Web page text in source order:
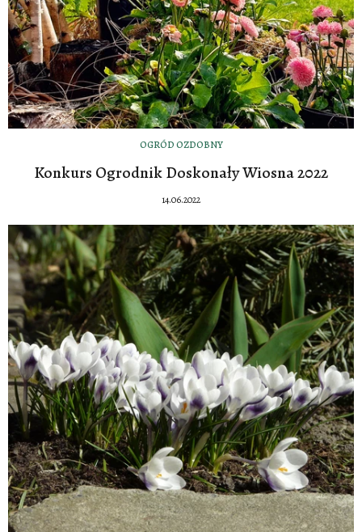
OGRÓD OZDOBNY
Konkurs Ogrodnik Doskonały Wiosna 2022
14.06.2022